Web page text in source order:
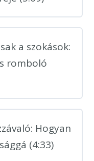
a szokások:
romboló
Hogyan
(4:33)